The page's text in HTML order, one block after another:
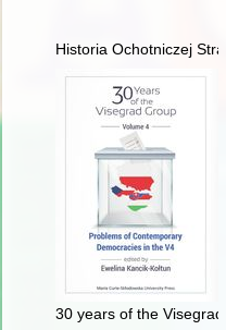
Historia Ochotniczej
30 years of the Visegrad